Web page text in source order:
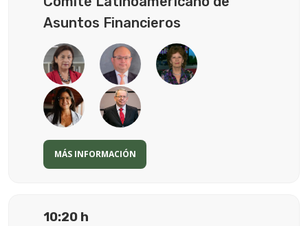
Asuntos Financieros
MÁS INFORMACIÓN
10:20 h